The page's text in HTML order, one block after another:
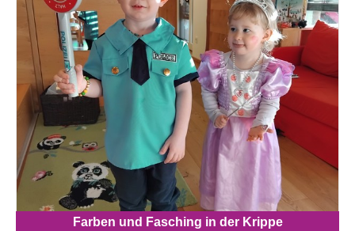
Farben und Fasching in der Krippe